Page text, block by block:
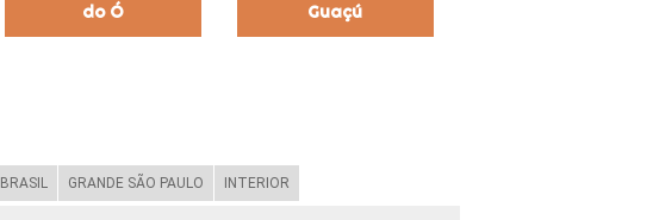
do Ó
Guaçú
BRASIL GRANDE SÃO PAULO INTERIOR